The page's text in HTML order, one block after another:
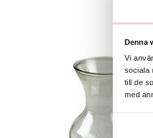
Denna
Vi
sociala
till de
med